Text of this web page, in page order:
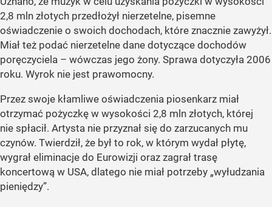
2,8 mln złotych przedłożył nierzetelne, pisemne
oświadczenie o swoich dochodach, które znacznie zawyżył.
Miał też podać nierzetelne dane dotyczące dochodów
poręczyciela – wówczas jego żony. Sprawa dotyczyła 2006
roku. Wyrok nie jest prawomocny.
Przez swoje kłamliwe oświadczenia piosenkarz miał
otrzymać pożyczkę w wysokości 2,8 mln złotych, której
nie spłacił. Artysta nie przyznał się do zarzucanych mu
czynów. Twierdził, że był to rok, w którym wydał płytę,
wygrał eliminacje do Eurowizji oraz zagrał trasę
koncertową w USA, dlatego nie miał potrzeby „wyłudzania
pieniędzy”.